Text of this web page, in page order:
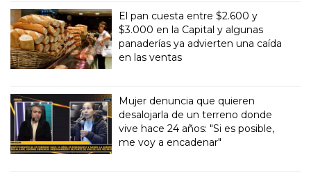
El pan cuesta entre $2.600 y
$3.000 en la Capital y algunas
panaderías ya advierten una caída
en las ventas
Mujer denuncia que quieren
desalojarla de un terreno donde
vive hace 24 años: "Si es posible,
me voy a encadenar"